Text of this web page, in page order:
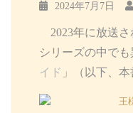
2024年7月7日
2023年に放送さ
シリーズの中で
イド 」（以下、
王